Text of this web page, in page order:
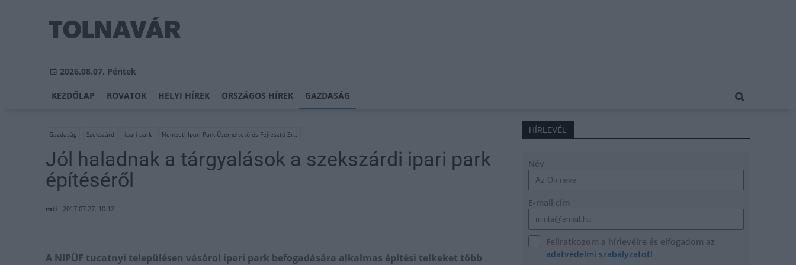
2026.08.07, Péntek
KEZDŐLAP ROVATOK HELYI HÍREK ORSZÁGOS HÍREK GAZDASÁG
Gazdaság Szekszárd ipari park Nemzeti Ipari Park Üzemeltető és Fejlesztő Zrt.
Jól haladnak a tárgyalások a szekszárdi ipari park
építéséről
mti 2017.07.27. 10:12
A NIPÜF tucatnyi településen vásárol ipari park befogadására alkalmas építési telkeket több
HÍRLEVÉL
Név
E-mail cím
Feliratkozom a hírlevélre és elfogadom az
adatvédelmi szabályzatot!